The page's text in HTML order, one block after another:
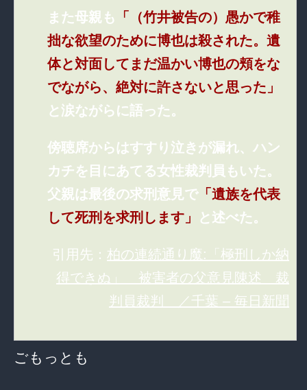
また母親も
「（竹井被告の）愚かで稚
拙な欲望のために博也は殺された。遺
体と対面してまだ温かい博也の頬をな
でながら、絶対に許さないと思った」
と涙ながらに語った。
傍聴席からはすすり泣きが漏れ、ハン
カチを目にあてる女性裁判員もいた。
父親は最後の求刑意見で「遺族を代表
して死刑を求刑します」
と述べた。
引用先： 柏の連続通り魔:「極刑しか納
得できぬ」 被害者の父意見陳述 裁
判員裁判 ／千葉 – 毎日新聞
ごもっとも